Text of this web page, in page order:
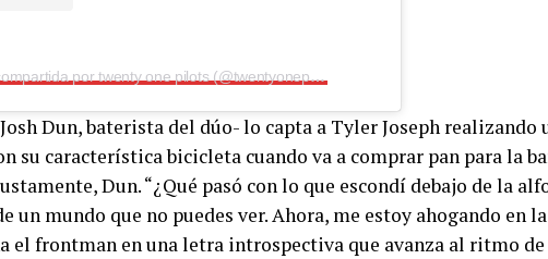
Una publicación compartida por twenty one pilots (@twentyonepilots)
Dun, baterista del dúo- lo capta a Tyler Joseph realizando
su característica bicicleta cuando va a comprar pan para la
Dun. “¿Qué pasó con lo que escondí debajo de la
un mundo que no puedes ver. Ahora, me estoy ahogando en la
el frontman en una letra introspectiva que avanza al ritmo